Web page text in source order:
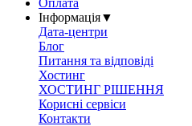
Оплата
Інформація▼
Дата-центри
Блог
Питання та відповіді
Хостинг
ХОСТИНГ РІШЕННЯ
Корисні сервіси
Контакти